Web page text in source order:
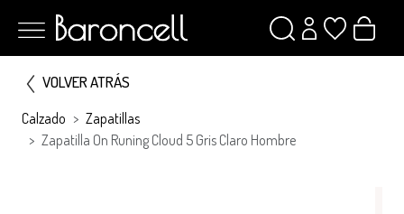
VOLVER ATRÁS
Calzado
Zapatillas
Zapatilla On Runing Cloud 5 Gris Claro Hombre